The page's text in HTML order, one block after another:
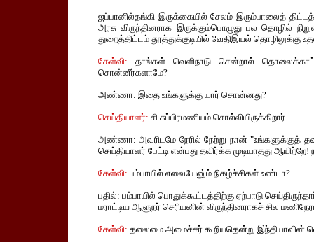
ஜப்பானில்தங்கி இருக்கையில் சேலம் இரும்பாலைத்
அரசு விருந்தினராக இருக்கும்பொழுது பல தொழில்
துறைத்திட்டம் தூத்துக்குடியில் வேதிஇயல் தொழிலுக்கு
கேள்வி: தாங்கள் வெளிநாடு சென்றால்
சொன்னீர்களாமே?
அண்ணா: இதை உங்களுக்கு யார் சொன்னது?
செய்தியாளர்: சி.சுப்பிரமணியம் சொல்லியிருக்கிறார்.
அண்ணா: அவரிடமே நேரில் நேற்று நான் "உங்களுக்குத்
செய்தியாளர் பேட்டி என்பது தவிர்க்க முடியாதது
கேள்வி: பம்பாயில் எவையேனு்ம் நிகழ்ச்சிகள் உண்டா?
பதில்: பம்பாயில் பொதுக்கூட்டத்திற்கு ஏற்பாடு
மராட்டிய ஆளுநர் செரியனின் விருந்தினராகச் சில
கேள்வி: தலைமை அமைச்சர் கூறியதென்று இந்தியாவின்